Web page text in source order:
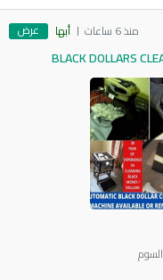
منذ 6 ساعات أبها عرض
BLACK DOLLARS